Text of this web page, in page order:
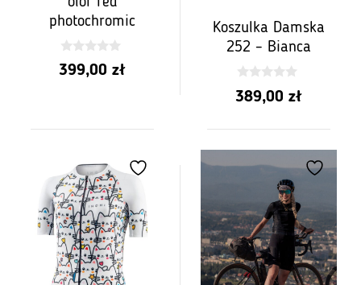
photochromic
0
z
399,00 zł
Koszulka Damska
252 – Bianca
0
z
389,00 zł